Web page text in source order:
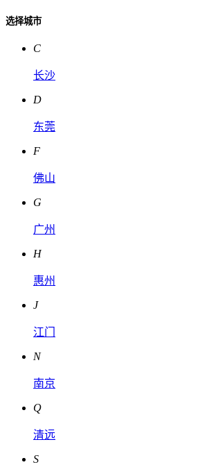
选择城市
C
长沙
D
东莞
F
佛山
G
广州
H
惠州
J
江门
N
南京
Q
清远
S